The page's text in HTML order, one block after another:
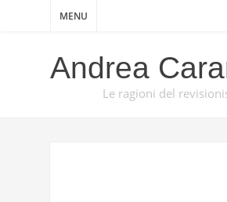
MENU
Andrea
Le ragioni del